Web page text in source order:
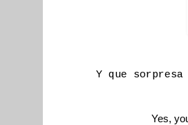
Y que
Yes,